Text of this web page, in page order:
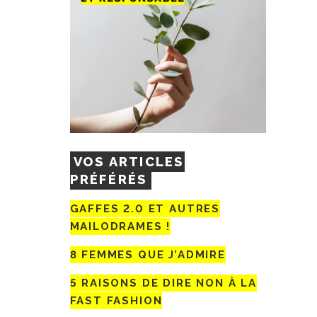
VOS ARTICLES
PRÉFÉRÉS
GAFFES 2.0 ET AUTRES
MAILODRAMES !
8 FEMMES QUE J’ADMIRE
5 RAISONS DE DIRE NON À LA
FAST FASHION